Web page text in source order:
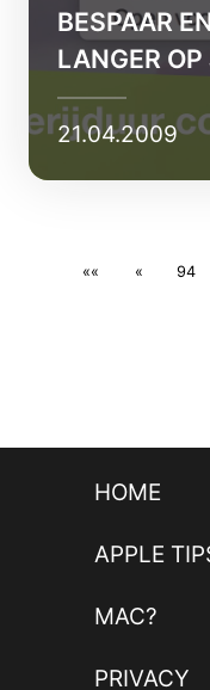
BESPAAR
LANGER
21.04.2009
«« « 94
HOME
APPLE
MAC?
PRIVACY